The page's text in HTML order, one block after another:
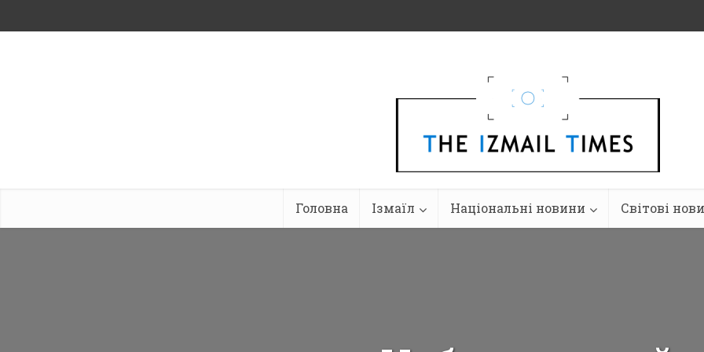
Головна Ізмаїл Національні новини Світові